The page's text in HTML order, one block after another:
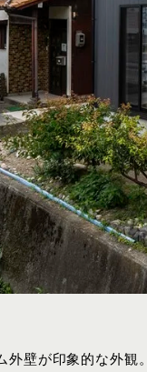
壁が印象的な外観。